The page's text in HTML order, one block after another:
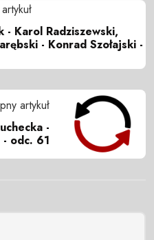
- Karol Radziszewski,
- Konrad Szołajski -
artykuł
-
odc. 61